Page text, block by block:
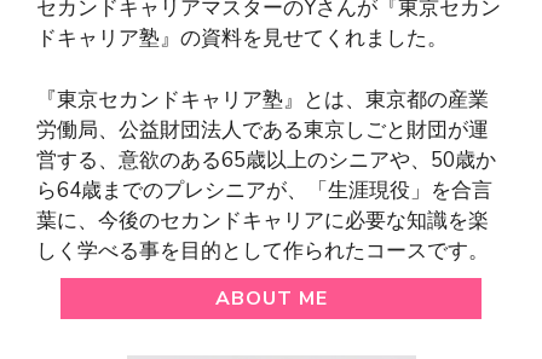
セカンドキャリアマスターのYさんが『東京セカン
ドキャリア塾』の資料を見せてくれました。
『東京セカンドキャリア塾』とは、東京都の産業
労働局、公益財団法人である東京しごと財団が運
営する、意欲のある65歳以上のシニアや、50歳か
ら64歳までのプレシニアが、「生涯現役」を合言
葉に、今後のセカンドキャリアに必要な知識を楽
しく学べる事を目的として作られたコースです。
ABOUT ME